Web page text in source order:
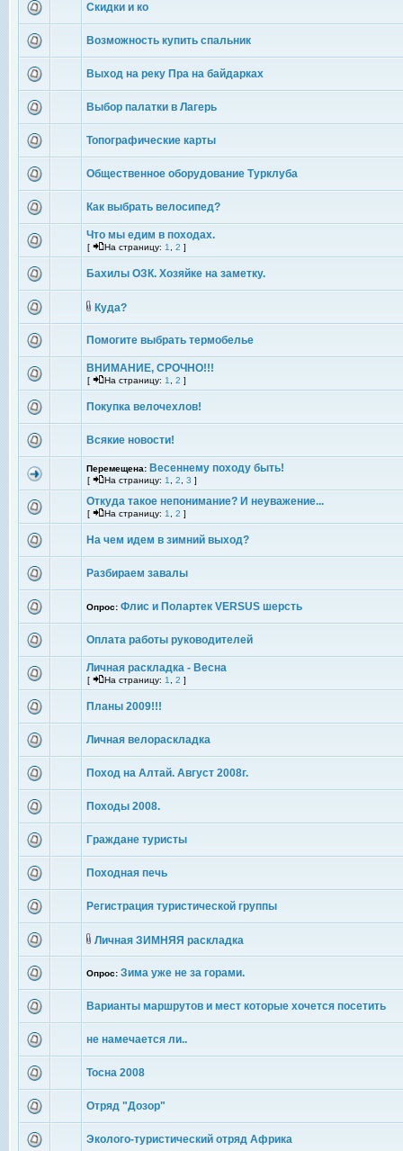
Скидки и ко
Возможность купить спальник
Выход на реку Пра на байдарках
Выбор палатки в Лагерь
Топографические карты
Общественное оборудование Турклуба
Как выбрать велосипед?
Что мы едим в походах.
[ На страницу: 1 2 ]
Бахилы ОЗК. Хозяйке на заметку.
Куда?
Помогите выбрать термобелье
ВНИМАНИЕ, СРОЧНО!!!
[ На страницу: 1 2 ]
Покупка велочехлов!
Всякие новости!
Перемещена: Весеннему походу быть!
[ На страницу: 1 2 3 ]
Откуда такое непонимание? И неуважение...
[ На страницу: 1 2 ]
На чем идем в зимний выход?
Разбираем завалы
Опрос: Флис и Полартек VERSUS шерсть
Оплата работы руководителей
Личная раскладка - Весна
[ На страницу: 1 2 ]
Планы 2009!!!
Личная велораскладка
Поход на Алтай. Август 2008г.
Походы 2008.
Граждане туристы
Походная печь
Регистрация туристической группы
Личная ЗИМНЯЯ раскладка
Опрос: Зима уже не за горами.
Варианты маршрутов и мест которые хочется посетить
не намечается ли..
Тосна 2008
Отряд "Дозор"
Эколого-туристический отряд Африка